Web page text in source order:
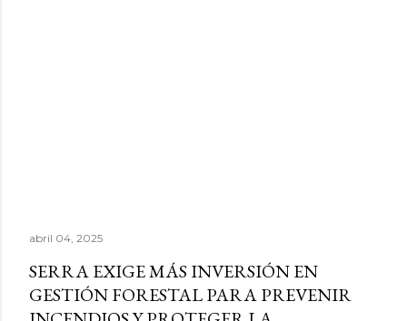
abril 04, 2025
SERRA EXIGE MÁS INVERSIÓN EN
GESTIÓN FORESTAL PARA PREVENIR